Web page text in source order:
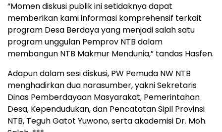
“Momen diskusi publik ini setidaknya dapat
memberikan kami informasi komprehensif terkait
program Desa Berdaya yang menjadi salah satu
program unggulan Pemprov NTB dalam
membangun NTB Makmur Mendunia,” tandas Hasfen.
Adapun dalam sesi diskusi, PW Pemuda NW NTB
menghadirkan dua narasumber, yakni Sekretaris
Dinas Pemberdayaan Masyarakat, Pemerintahan
Desa, Kependudukan, dan Pencatatan Sipil Provinsi
NTB, Teguh Gatot Yuwono, serta akademisi Dr. Moh.